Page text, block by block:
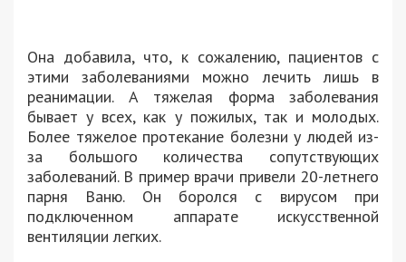
Она добавила, что, к сожалению, пациентов с
этими заболеваниями можно лечить лишь в
реанимации. А тяжелая форма заболевания
бывает у всех, как у пожилых, так и молодых.
Более тяжелое протекание болезни у людей из-
за большого количества сопутствующих
заболеваний. В пример врачи привели 20-летнего
парня Ваню. Он боролся с вирусом при
подключенном аппарате искусственной
вентиляции легких.